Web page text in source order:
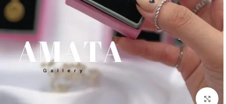
بزرگنمایی تصویر